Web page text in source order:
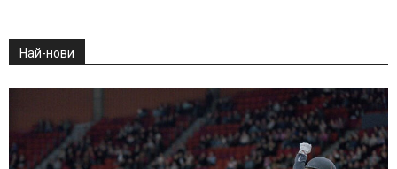
Най-нови